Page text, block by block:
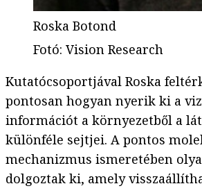
Roska Botond
Fotó: Vision Research
Kutatócsoportjával Roska
pontosan hogyan nyerik ki a
információt a környezetből a
különféle sejtjei. A pontos
mechanizmus ismeretében
dolgoztak ki, amely